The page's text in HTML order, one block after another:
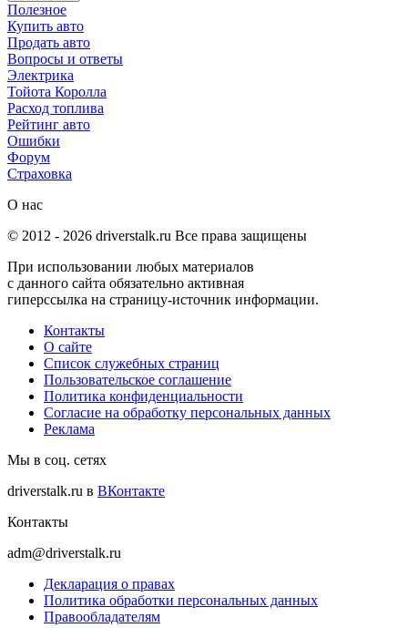
Полезное
Купить авто
Продать авто
Вопросы и ответы
Электрика
Тойота Королла
Расход топлива
Рейтинг авто
Ошибки
Форум
Страховка
О нас
© 2012 - 2026 driverstalk.ru Все права защищены
При использовании любых материалов
с данного сайта обязательно активная
гиперссылка на страницу-источник информации.
Контакты
О сайте
Список служебных страниц
Пользовательское соглашение
Политика конфиденциальности
Согласие на обработку персональных данных
Реклама
Мы в соц. сетях
driverstalk.ru в ВКонтакте
Контакты
adm@driverstalk.ru
Декларация о правах
Политика обработки персональных данных
Правообладателям